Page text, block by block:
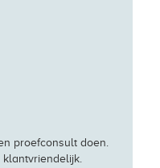
proefconsult doen.
klantvriendelijk.